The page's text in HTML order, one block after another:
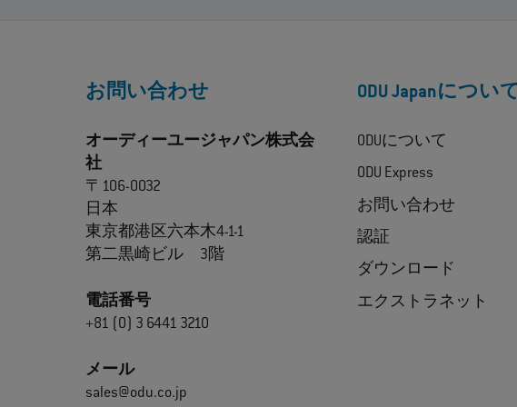
お問い合わせ
オーディーユージャパン株式会
社
〒106-0032
日本
東京都港区六本木4-1-1
第二黒崎ビル 3階
電話番号
+81 (0) 3 6441 3210
メール
sales@odu.co.jp
ODU Japanについて
ODUについて
ODU Express
お問い合わせ
認証
ダウンロード
エクストラネット